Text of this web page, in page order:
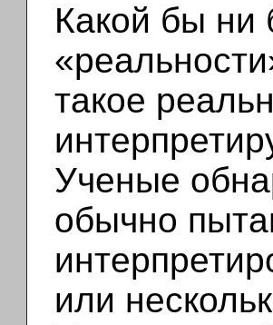
Какой бы ни
такое
Ученые
обычно
или